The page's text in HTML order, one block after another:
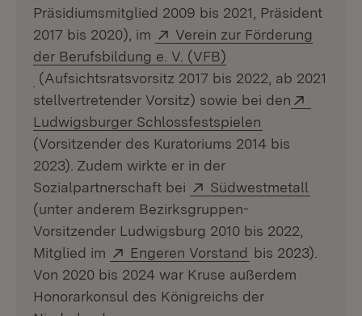
Präsidiumsmitglied 2009 bis 2021, Präsident
2017 bis 2020), im
Extern:
Verein zur Förderung
der Berufsbildung e. V. (VFB)
(Öffnet in neuem Fenster)
(Aufsichtsratsvorsitz 2017 bis 2022, ab 2021
stellvertretender Vorsitz) sowie bei den
Ludwigsburger Schlossfestspielen
(Vorsitzender des Kuratoriums 2014 bis
2023). Zudem wirkte er in der
Sozialpartnerschaft bei
Extern:
Südwestmetall
(unter anderem Bezirksgruppen-
Vorsitzender Ludwigsburg 2010 bis 2022,
Mitglied im
Extern:
Engeren Vorstand (Öffnet in
bis 2023).
Von 2020 bis 2024 war Kruse außerdem
Honorarkonsul des Königreichs der